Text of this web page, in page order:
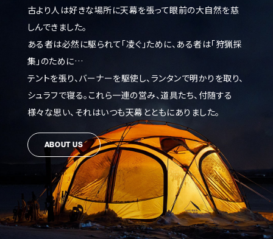
古より人は好きな場所に天幕を張って眼前の大自然を慈
しんできました。
ある者は必然に駆られて「凌ぐ」ために、ある者は「狩猟採
集」のために…
テントを張り、バーナーを駆使し、ランタンで明かりを取り、
シュラフで寝る。 これら一連の営み、道具たち、付随する
様々な思い、 それはいつも天幕とともにありました。
ABOUT US